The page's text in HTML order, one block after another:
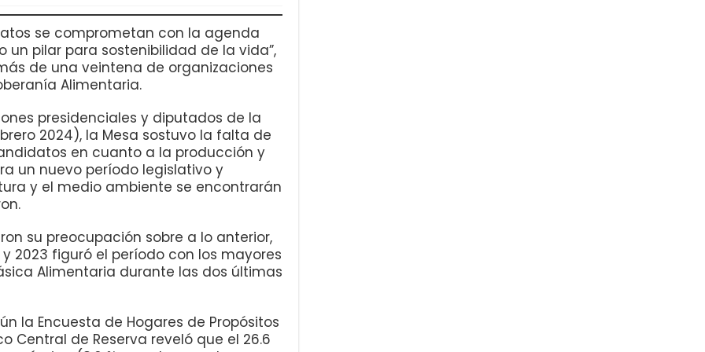
se comprometan con la agenda
pilar para sostenibilidad de la vida”,
de una veintena de organizaciones
Alimentaria.
presidenciales y diputados de la
2024), la Mesa sostuvo la falta de
en cuanto a la producción y
un nuevo período legislativo y
y el medio ambiente se encontrarán
su preocupación sobre a lo anterior,
2023 figuró el período con los mayores
Alimentaria durante las dos últimas
la Encuesta de Hogares de Propósitos
Central de Reserva reveló que el 26.6